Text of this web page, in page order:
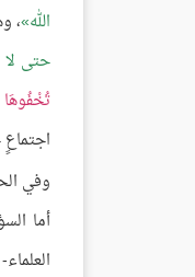
الله ،
حتى لا
تُخْفُوهَا
وفي
أما